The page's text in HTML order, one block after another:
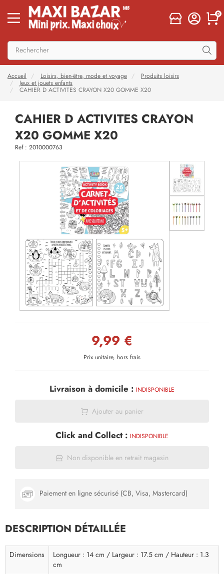
0
Accueil Loisirs, bien-être, mode et voyage
Produits loisirs
Jeux et jouets enfants
CAHIER D ACTIVITES CRAYON X20 GOMME X20
CAHIER D ACTIVITES CRAYON
X20 GOMME X20
Ref : 2010000763
9,99 €
Prix unitaire, hors frais
Livraison à domicile : INDISPONIBLE
Ajouter au panier
Click and Collect : INDISPONIBLE
Non disponible en retrait magasin
Paiement en ligne sécurisé (CB, Visa, Mastercard)
DESCRIPTION DÉTAILLÉE
Dimensions
Longueur : 14 cm / Largeur : 17.5 cm / Hauteur : 1.3
cm